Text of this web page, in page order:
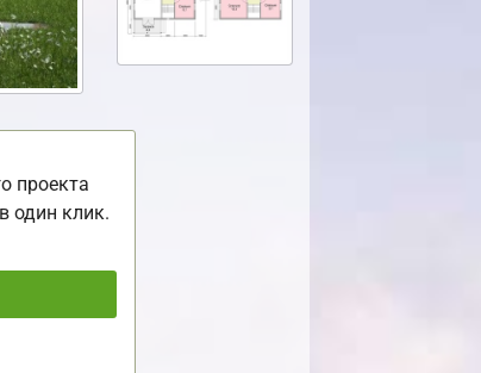
проекта
один клик.